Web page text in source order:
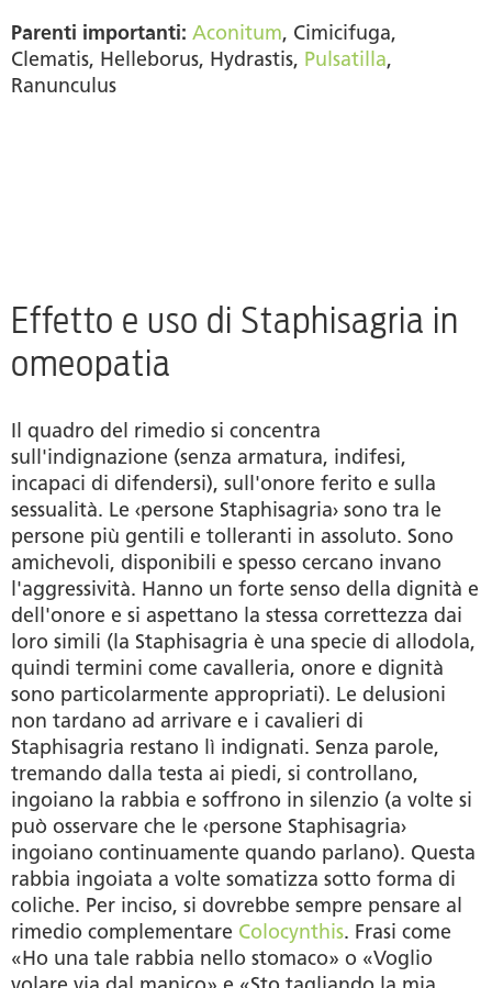
Parenti importanti: Aconitum, Cimicifuga,
Clematis, Helleborus, Hydrastis, Pulsatilla,
Ranunculus
Effetto e uso di Staphisagria in
omeopatia
Il quadro del rimedio si concentra
sull'indignazione (senza armatura, indifesi,
incapaci di difendersi), sull'onore ferito e sulla
sessualità. Le ‹persone Staphisagria› sono tra le
persone più gentili e tolleranti in assoluto. Sono
amichevoli, disponibili e spesso cercano invano
l'aggressività. Hanno un forte senso della dignità e
dell'onore e si aspettano la stessa correttezza dai
loro simili (la Staphisagria è una specie di allodola,
quindi termini come cavalleria, onore e dignità
sono particolarmente appropriati). Le delusioni
non tardano ad arrivare e i cavalieri di
Staphisagria restano lì indignati. Senza parole,
tremando dalla testa ai piedi, si controllano,
ingoiano la rabbia e soffrono in silenzio (a volte si
può osservare che le ‹persone Staphisagria›
ingoiano continuamente quando parlano). Questa
rabbia ingoiata a volte somatizza sotto forma di
coliche. Per inciso, si dovrebbe sempre pensare al
rimedio complementare Colocynthis. Frasi come
«Ho una tale rabbia nello stomaco» o «Voglio